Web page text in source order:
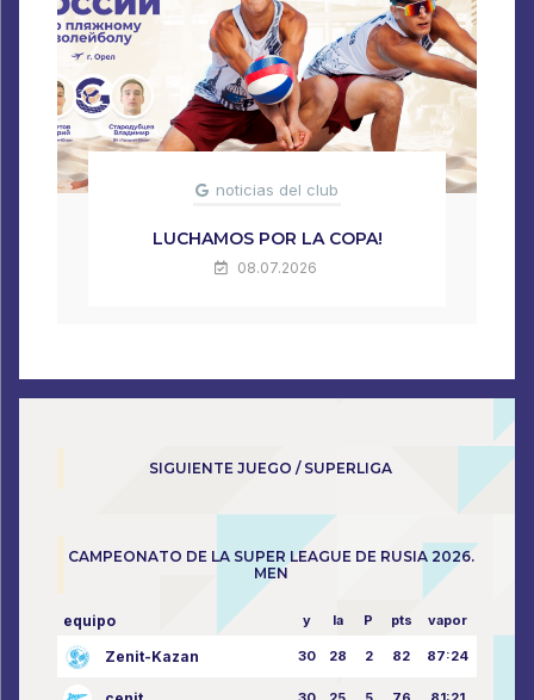
noticias del club
LUCHAMOS POR LA COPA!
08.07.2026
SIGUIENTE JUEGO / SUPERLIGA
CAMPEONATO DE LA SUPER LEAGUE DE RUSIA 2026.
MEN
equipo y la P pts vapor
Zenit-Kazan 30 28 2 82 87:24